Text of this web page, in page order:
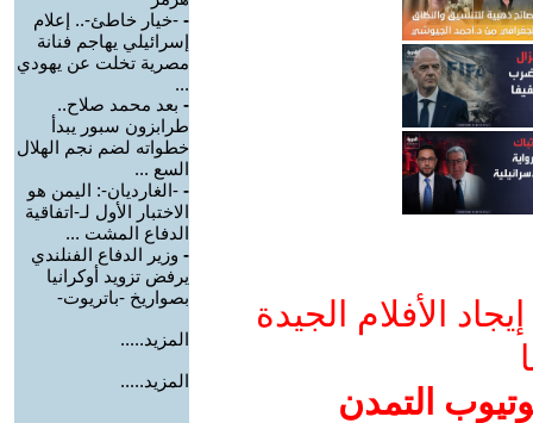
الأفلام الجيدة
التمدن
- -خيار خاطئ-.. إعلام
إسرائيلي يهاجم فنانة
مصرية تخلت عن يهودي
...
- بعد محمد صلاح..
طرابزون سبور يبدأ
خطواته لضم نجم الهلال
السع ...
- -الغارديان-: اليمن هو
الاختبار الأول لـ-اتفاقية
الدفاع المشت ...
- وزير الدفاع الفنلندي
يرفض تزويد أوكرانيا
بصواريخ -باتريوت-
المزيد.....
المزيد.....